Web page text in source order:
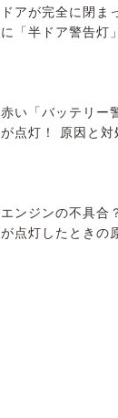
ドアが完全に閉ま
に「半ドア警告灯
赤い「バッテリー
が点灯！ 原因と対
エンジンの不具合
が点灯したときの